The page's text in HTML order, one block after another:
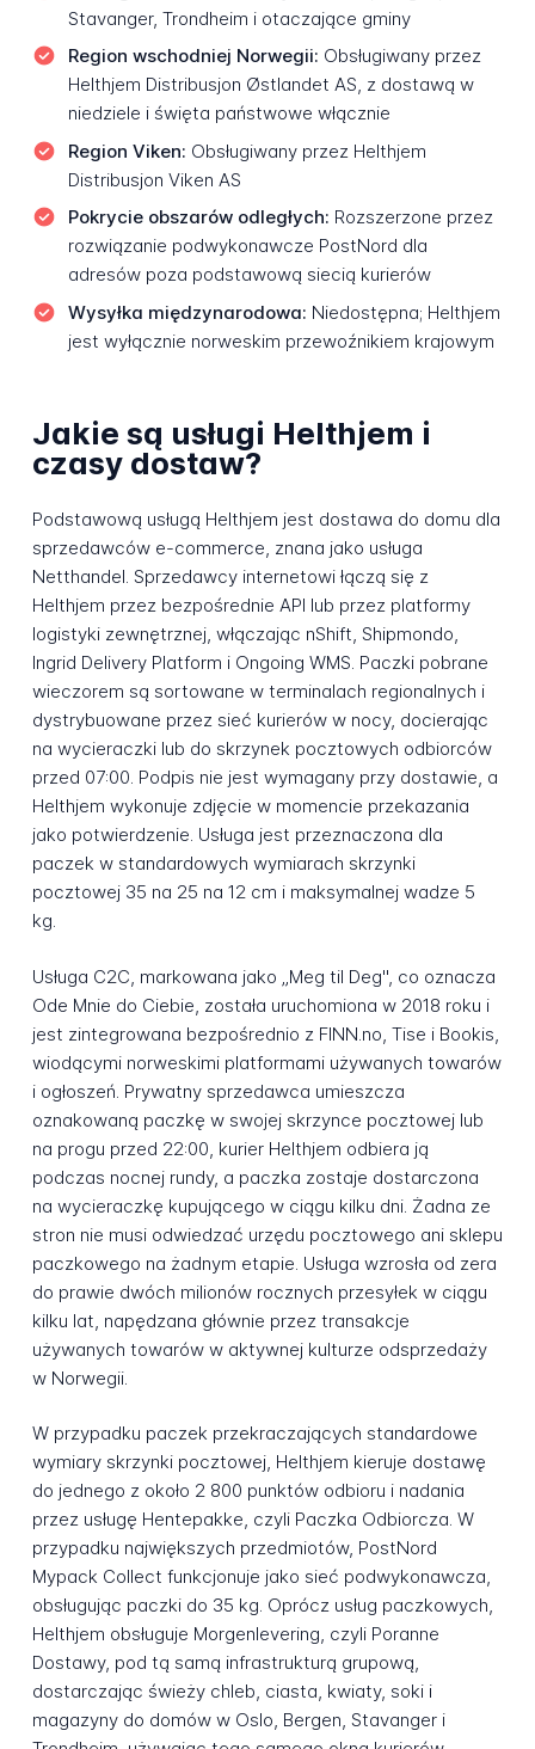
Stavanger, Trondheim i otaczające gminy
Region wschodniej Norwegii: Obsługiwany przez
Helthjem Distribusjon Østlandet AS, z dostawą w
niedziele i święta państwowe włącznie
Region Viken: Obsługiwany przez Helthjem
Distribusjon Viken AS
Pokrycie obszarów odległych: Rozszerzone przez
rozwiązanie podwykonawcze PostNord dla
adresów poza podstawową siecią kurierów
Wysyłka międzynarodowa: Niedostępna; Helthjem
jest wyłącznie norweskim przewoźnikiem krajowym
Jakie są usługi Helthjem i
czasy dostaw?
Podstawową usługą Helthjem jest dostawa do domu dla
sprzedawców e-commerce, znana jako usługa
Netthandel. Sprzedawcy internetowi łączą się z
Helthjem przez bezpośrednie API lub przez platformy
logistyki zewnętrznej, włączając nShift, Shipmondo,
Ingrid Delivery Platform i Ongoing WMS. Paczki pobrane
wieczorem są sortowane w terminalach regionalnych i
dystrybuowane przez sieć kurierów w nocy, docierając
na wycieraczki lub do skrzynek pocztowych odbiorców
przed 07:00. Podpis nie jest wymagany przy dostawie, a
Helthjem wykonuje zdjęcie w momencie przekazania
jako potwierdzenie. Usługa jest przeznaczona dla
paczek w standardowych wymiarach skrzynki
pocztowej 35 na 25 na 12 cm i maksymalnej wadze 5
kg.
Usługa C2C, markowana jako „Meg til Deg", co oznacza
Ode Mnie do Ciebie, została uruchomiona w 2018 roku i
jest zintegrowana bezpośrednio z FINN.no, Tise i Bookis,
wiodącymi norweskimi platformami używanych towarów
i ogłoszeń. Prywatny sprzedawca umieszcza
oznakowaną paczkę w swojej skrzynce pocztowej lub
na progu przed 22:00, kurier Helthjem odbiera ją
podczas nocnej rundy, a paczka zostaje dostarczona
na wycieraczkę kupującego w ciągu kilku dni. Żadna ze
stron nie musi odwiedzać urzędu pocztowego ani sklepu
paczkowego na żadnym etapie. Usługa wzrosła od zera
do prawie dwóch milionów rocznych przesyłek w ciągu
kilku lat, napędzana głównie przez transakcje
używanych towarów w aktywnej kulturze odsprzedaży
w Norwegii.
W przypadku paczek przekraczających standardowe
wymiary skrzynki pocztowej, Helthjem kieruje dostawę
do jednego z około 2 800 punktów odbioru i nadania
przez usługę Hentepakke, czyli Paczka Odbiorcza. W
przypadku największych przedmiotów, PostNord
Mypack Collect funkcjonuje jako sieć podwykonawcza,
obsługując paczki do 35 kg. Oprócz usług paczkowych,
Helthjem obsługuje Morgenlevering, czyli Poranne
Dostawy, pod tą samą infrastrukturą grupową,
dostarczając świeży chleb, ciasta, kwiaty, soki i
magazyny do domów w Oslo, Bergen, Stavanger i